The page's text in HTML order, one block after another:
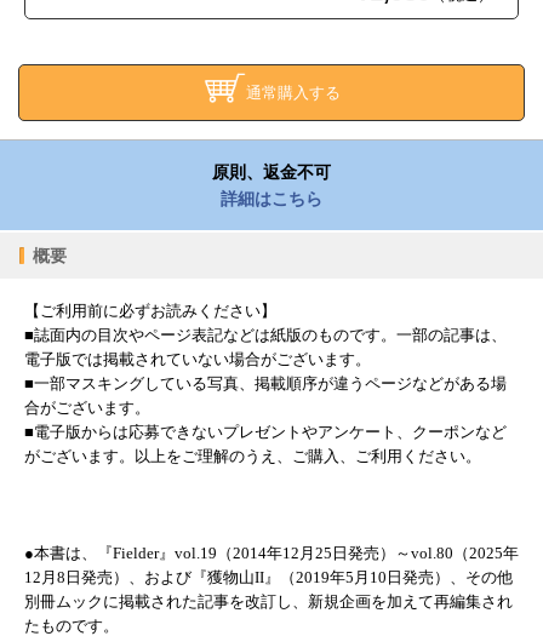
通常購入する
原則、返金不可
詳細はこちら
概要
【ご利用前に必ずお読みください】
■誌面内の目次やページ表記などは紙版のものです。一部の記事は、
電子版では掲載されていない場合がございます。
■一部マスキングしている写真、掲載順序が違うページなどがある場
合がございます。
■電子版からは応募できないプレゼントやアンケート、クーポンなど
がございます。以上をご理解のうえ、ご購入、ご利用ください。
●本書は、『Fielder』vol.19（2014年12月25日発売）～vol.80（2025年
12月8日発売）、および『獲物山II』（2019年5月10日発売）、その他
別冊ムックに掲載された記事を改訂し、新規企画を加えて再編集され
たものです。